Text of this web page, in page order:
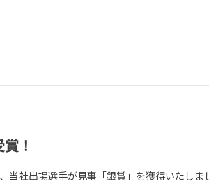
！
当社出場選手が見事「銀賞」を獲得いたしま